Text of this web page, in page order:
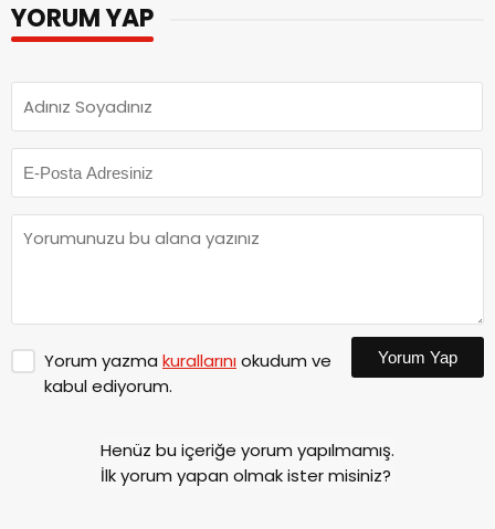
YORUM YAP
Yorum yazma kurallarınıokudum ve
kabul ediyorum.
Yorum Yap
Henüz bu içeriğe yorum yapılmamış.
İlk yorum yapan olmak ister misiniz?